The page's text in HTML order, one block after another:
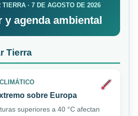
TIERRA · 7 DE AGOSTO DE 2026
y agenda ambiental
Tierra
sobre Europa
superiores a 40 °C afectan